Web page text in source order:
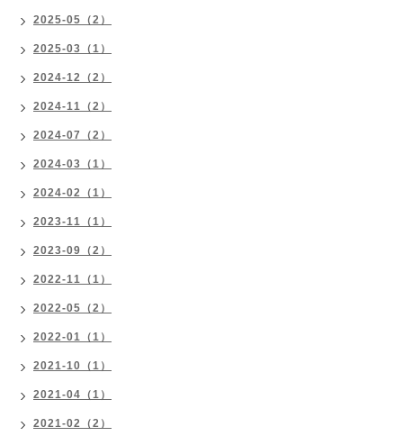
2025-05（2）
2025-03（1）
2024-12（2）
2024-11（2）
2024-07（2）
2024-03（1）
2024-02（1）
2023-11（1）
2023-09（2）
2022-11（1）
2022-05（2）
2022-01（1）
2021-10（1）
2021-04（1）
2021-02（2）